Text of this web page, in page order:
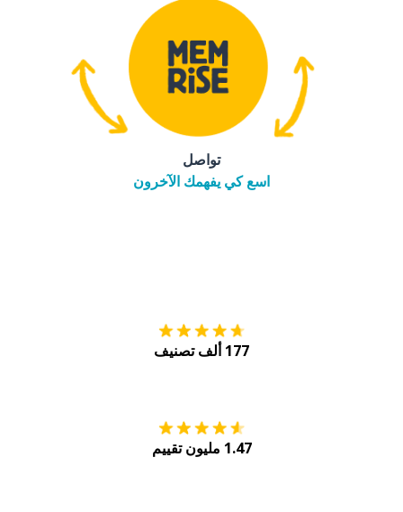
تواصل
اسع كي يفهمك الآخرون
177 ألف تصنيف
1.47 مليون تقييم